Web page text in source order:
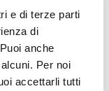
e di terze parti
di
anche
Per noi
accettarli tutti